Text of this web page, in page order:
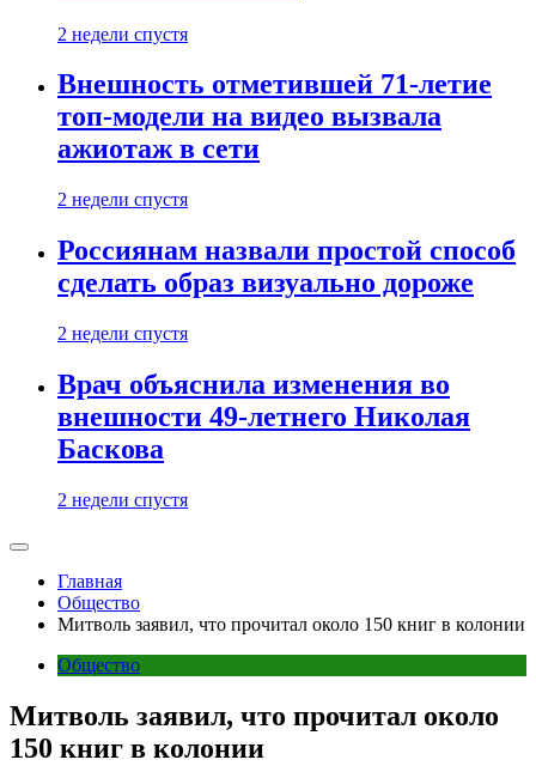
2 недели спустя
Внешность отметившей 71-летие
топ-модели на видео вызвала
ажиотаж в сети
2 недели спустя
Россиянам назвали простой способ
сделать образ визуально дороже
2 недели спустя
Врач объяснила изменения во
внешности 49-летнего Николая
Баскова
2 недели спустя
Главная
Общество
Митволь заявил, что прочитал около 150 книг в колонии
Общество
Митволь заявил, что прочитал около
150 книг в колонии